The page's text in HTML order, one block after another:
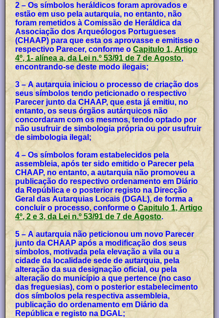
2 – Os símbolos heráldicos foram aprovados e
estão em uso pela autarquia, no entanto, não
foram remetidos à Comissão de Heráldica da
Associação dos Arqueólogos Portugueses
(CHAAP) para que esta os aprovasse e emitisse o
respectivo Parecer, conforme oCapitulo 1, Artigo
4º, 1- alínea a, da Lei n.º 53/91 de 7 de Agosto,
encontrando-se deste modo ilegais;
3 – A autarquia iniciou o processo de criação dos
seus símbolos tendo peticionado o respectivo
Parecer junto da CHAAP, que esta já emitiu, no
entanto, os seus órgãos autárquicos não
concordaram com os mesmos, tendo optado por
não usufruir de simbologia própria ou por usufruir
de simbologia ilegal;
4 – Os símbolos foram estabelecidos pela
assembleia, após ter sido emitido o Parecer pela
CHAAP, no entanto, a autarquia não promoveu a
publicação do respectivo ordenamento em Diário
da República e o posterior registo na Direcção
Geral das Autarquias Locais (DGAL), de forma a
concluir o processo, conforme oCapitulo 1, Artigo
4º, 2 e 3, da Lei n.º 53/91 de 7 de Agosto.
5 – A autarquia não peticionou um novo Parecer
junto da CHAAP após a modificação dos seus
símbolos, motivada pela elevação a vila ou a
cidade da localidade sede de autarquia, pela
alteração da sua designação oficial, ou pela
alteração do município a que pertence (no caso
das freguesias), com o posterior estabelecimento
dos símbolos pela respectiva assembleia,
publicação do ordenamento em Diário da
República e registo na DGAL;